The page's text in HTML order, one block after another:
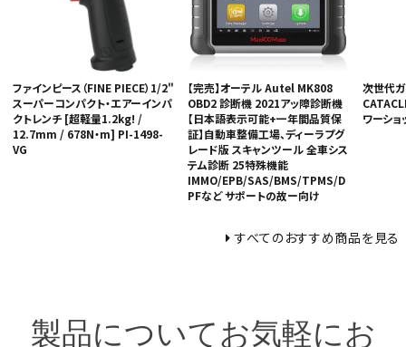
補助金で購入
ファインピース（FINE PIECE）1/2"
スーパーコンパクト・エアーインパ
クトレンチ [超軽量1.2kg! /
12.7mm / 678N・m] PI-1498-
VG
【完売】オーテル Autel MK808
OBD2 診断機 2021アッ障診断機
【日本語表示可能+一年間品質保
証】自動車整備工場、ディーラプグ
レード版 スキャンツール 全車シス
テム診断 25特殊機能
IMMO/EPB/SAS/BMS/TPMS/D
PFなど サポートの故ー向け
次世代
ワーシ
すべてのおすすめ商品を見る